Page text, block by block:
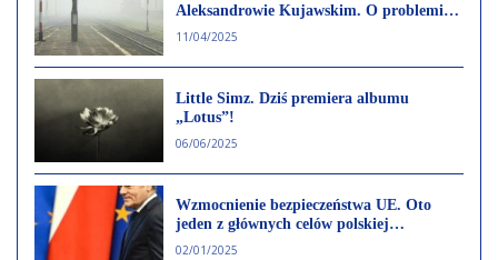
Aleksandrowie Kujawskim. O problemie
alarmują mieszkańcy w mediach
11/04/2025
Little Simz. Dziś premiera albumu
„Lotus”!
06/06/2025
Wzmocnienie bezpieczeństwa UE. Oto
jeden z głównych celów polskiej
prezydencji
02/01/2025